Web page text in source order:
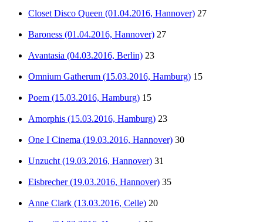
Closet Disco Queen (01.04.2016, Hannover) 27
Baroness (01.04.2016, Hannover) 27
Avantasia (04.03.2016, Berlin) 23
Omnium Gatherum (15.03.2016, Hamburg) 15
Poem (15.03.2016, Hamburg) 15
Amorphis (15.03.2016, Hamburg) 23
One I Cinema (19.03.2016, Hannover) 30
Unzucht (19.03.2016, Hannover) 31
Eisbrecher (19.03.2016, Hannover) 35
Anne Clark (13.03.2016, Celle) 20